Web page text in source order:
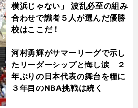
横浜じゃない」 波乱必至の組み
合わせで識者５人が選んだ優勝
校はここだ！
河村勇輝がサマーリーグで示し
たリーダーシップと悔し涙 ２
年ぶりの日本代表の舞台を糧に
３年目のNBA挑戦は続く